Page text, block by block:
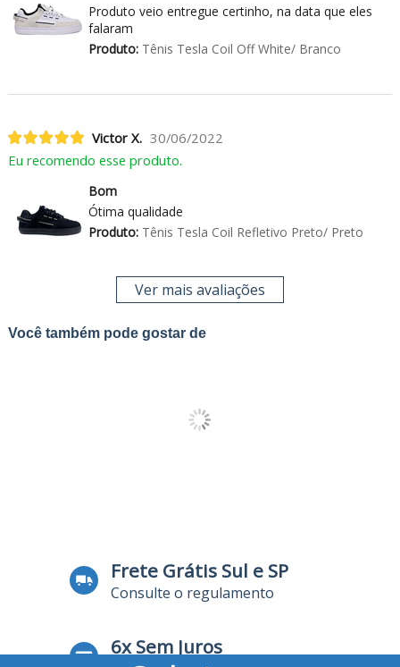
Produto veio entregue certinho, na data que eles
falaram
Produto:Tênis Tesla Coil Off White/ Branco
Victor X. 30/06/2022
Eu recomendo esse produto.
Bom
Ótima qualidade
Produto:Tênis Tesla Coil Refletivo Preto/ Preto
Ver mais avaliações
Você também pode gostar de
Frete Grátis Sul e SP
Consulte o regulamento
6x Sem Juros